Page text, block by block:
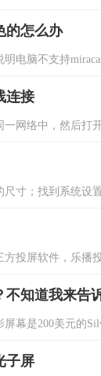
的怎么办
电脑不支持
连接
网络中，然后打
寸；找到系统设
投屏软件，乐播
不知道我来告
幕是200美元的
子屏